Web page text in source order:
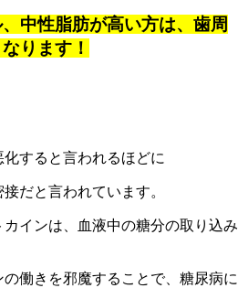
中性脂肪が高い方は、歯周
ります！
すると言われるほどに
だと言われています。
インは、血液中の糖分の取り込み
働きを邪魔することで、糖尿病に